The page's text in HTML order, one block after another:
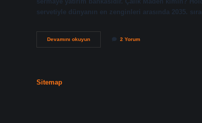
servetiyle dünyanın en zenginleri arasında 2035.
Devamını okuyunÇalık
Holding
2 Yorum
Sitemap